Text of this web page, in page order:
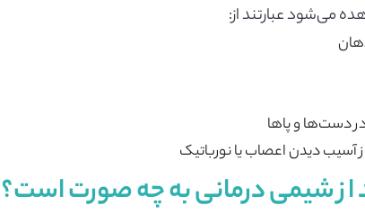
می‌شود عبارتند از:
دست‌ها و پا‌ها
آسیب دیدن اعصاب یا نورباتیک
از شیمی درمانی به چه صورت است؟